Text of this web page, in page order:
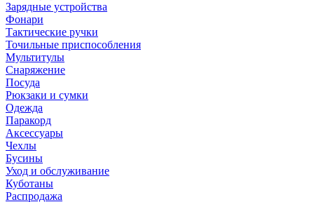
Зарядные устройства
Фонари
Тактические ручки
Точильные приспособления
Мультитулы
Снаряжение
Посуда
Рюкзаки и сумки
Одежда
Паракорд
Аксессуары
Чехлы
Бусины
Уход и обслуживание
Куботаны
Распродажа